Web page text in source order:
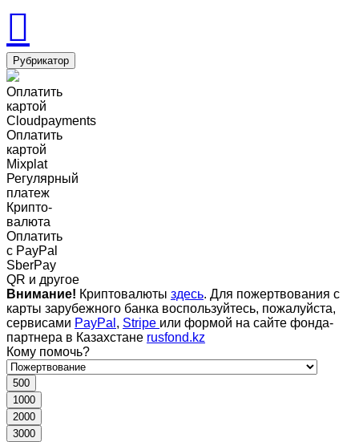
Рубрикатор
Оплатить
картой
Cloudpayments
Оплатить
картой
Mixplat
Регулярный
платеж
Крипто-
валюта
Оплатить
c PayPal
SberPay
QR и другое
Внимание! Криптовалюты здесь. Для пожертвования с
карты зарубежного банка воспользуйтесь, пожалуйста,
сервисами PayPal , Stripe или формой на сайте фонда-
партнера в Казахстане rusfond.kz
Кому помочь?
500
1000
2000
3000